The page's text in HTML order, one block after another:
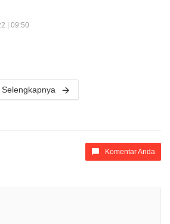
| 09:50
Selengkapnya
Komentar Anda